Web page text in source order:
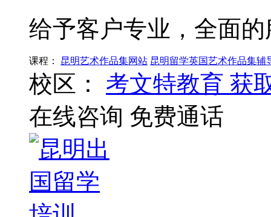
给予客户专业，全面
课程： 昆明艺术作品集网站 昆明留学英国艺术作品集辅
校区： 考文特教育 获
在线咨询 免费通话